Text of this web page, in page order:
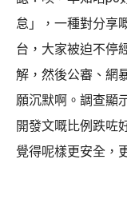
怠」，一種對分享
台，大家被迫不停
解，然後公審、網
願沉默啊。調查顯
開發文嘅比例跌咗
覺得呢樣更安全，